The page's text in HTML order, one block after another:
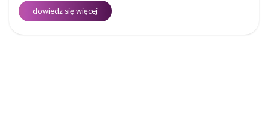
dowiedz się więcej